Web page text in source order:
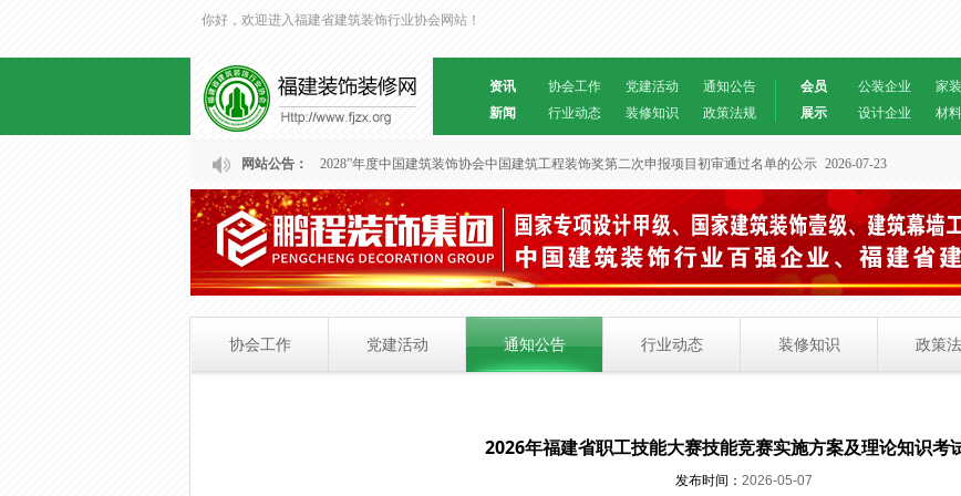
你好，欢迎进入福建省建筑装饰行业协会网站！
资讯
新闻
协会工作 党建活动
通知公告
行业动态
装修知识 政策法规
会员
展示
公装企业
家
设计企业
材
网站公告：
关于福建省“2024～2028”年度中国建筑装饰协会中国建筑工程装饰奖第二次申报项目初审通过名单的公示 2026-07-23
协会工作 党建活动 通知公告 行业动态 装修知识 政策
2026年福建省职工技能大赛技能竞赛实施方案及理论知识考
发布时间： 2026-05-07